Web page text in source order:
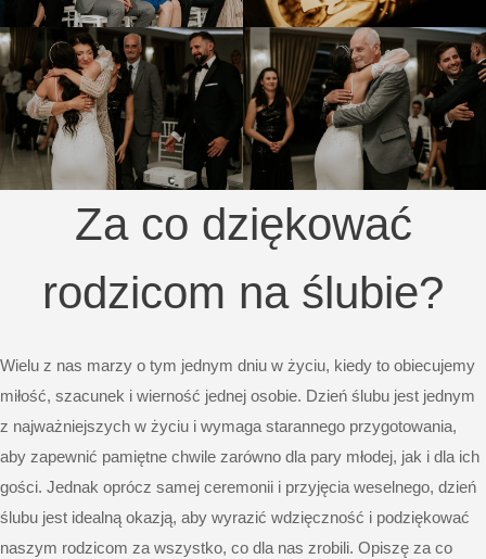
Za co dziękować
rodzicom na ślubie?
Wielu z nas marzy o tym jednym dniu w życiu, kiedy to obiecujemy
miłość, szacunek i wierność jednej osobie. Dzień ślubu jest jednym
z najważniejszych w życiu i wymaga starannego przygotowania,
aby zapewnić pamiętne chwile zarówno dla pary młodej, jak i dla ich
gości. Jednak oprócz samej ceremonii i przyjęcia weselnego, dzień
ślubu jest idealną okazją, aby wyrazić wdzięczność i podziękować
naszym rodzicom za wszystko, co dla nas zrobili. Opiszę za co